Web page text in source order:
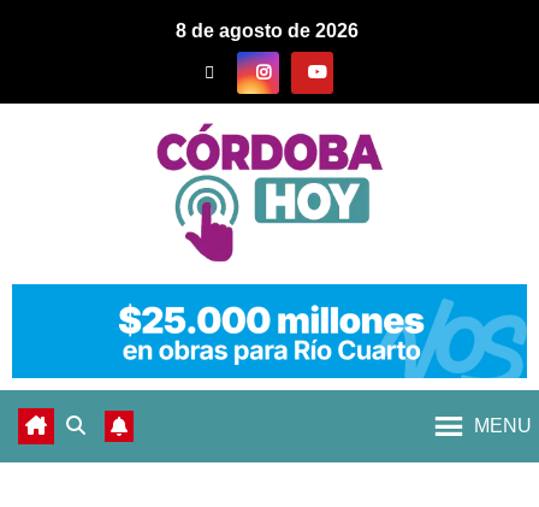
8 de agosto de 2026
MENU